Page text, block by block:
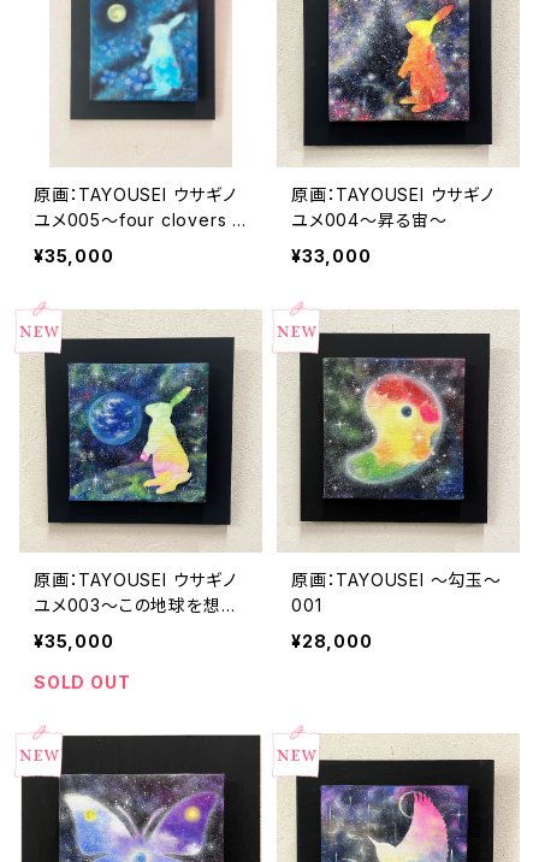
原画：TAYOUSEI ウサギノ
ユメ005～four clovers u
niverse～
¥35,000
原画：TAYOUSEI ウサギノ
ユメ004～昇る宙～
¥33,000
原画：TAYOUSEI ウサギノ
ユメ003～この地球を想う
～
¥35,000
SOLD OUT
原画：TAYOUSEI ～勾玉～
001
¥28,000